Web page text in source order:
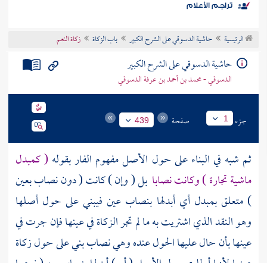
موضوعي
تراجم الأعلام
الرئيسية حاشية الدسوقي على الشرح الكبير باب الزكاة زكاة النعم
حاشية الدسوقي على الشرح الكبير
الدسوقي - محمد بن أحمد بن عرفة الدسوقي
جزء 1 صفحة 439
ثم شبه في البناء على حول الأصل مفهوم الفار بقوله ( كمبدل
ماشية تجارة ) وكانت نصابا بل ( وإن ) كانت ( دون نصاب بعين
) متعلق بمبدل أي أبدلها بنصاب عين فيبني على حول أصلها
وهو النقد الذي اشتريت به ما لم تجر الزكاة في عينها فإن جرت في
عينها بأن حال عليها الحول عنده وهي نصاب بني على حول زكاة